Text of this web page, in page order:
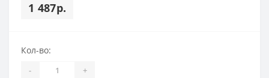
1 487р.
Кол-во:
- +